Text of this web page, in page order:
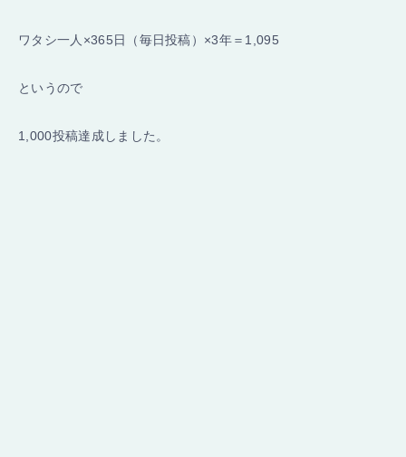
ワタシ一人×365日（毎日投稿）×3年＝1,095
というので
1,000投稿達成しました。